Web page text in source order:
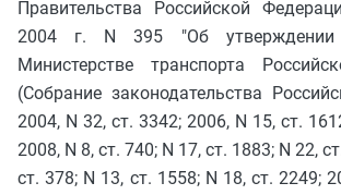
Правительства Российской
2004 г. N 395 "Об
Министерстве транспорта
(Собрание законодательства
2004, N 32, ст. 3342; 2006, N 15, ст.
2008, N 8, ст. 740; N 17, ст. 1883; N 22,
ст. 378; N 13, ст. 1558; N 18, ст. 2249;